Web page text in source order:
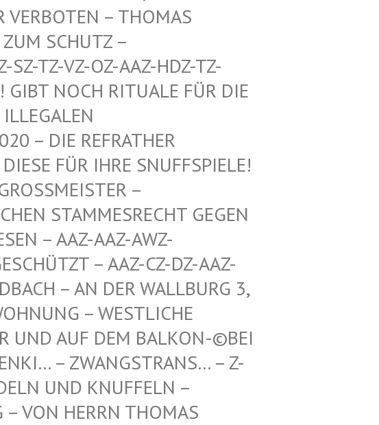
– THOMAS M
SCHUTZ – W
TZ-VZ-OZ-AAZ-HDZ-TZ-AA
NOCH RITUALE FÜR DIE VO
MI
DIE REFRATHER SA
FÜR IHRE SNUFFSPIELE! KE
– ALTHE
GEGEN DEUTS
AAZ-AWZ-SPIEL
– AAZ-CZ-DZ-AAZ-ZZ-LZ-
AN DER WALLBURG 3, 5. ETA
– WESTLICHE RICHTU
DEM BALKON-©BEI DEN BUN
– Z-WAIKI –
UND KNUFFELN –
VON HERRN THOMAS M